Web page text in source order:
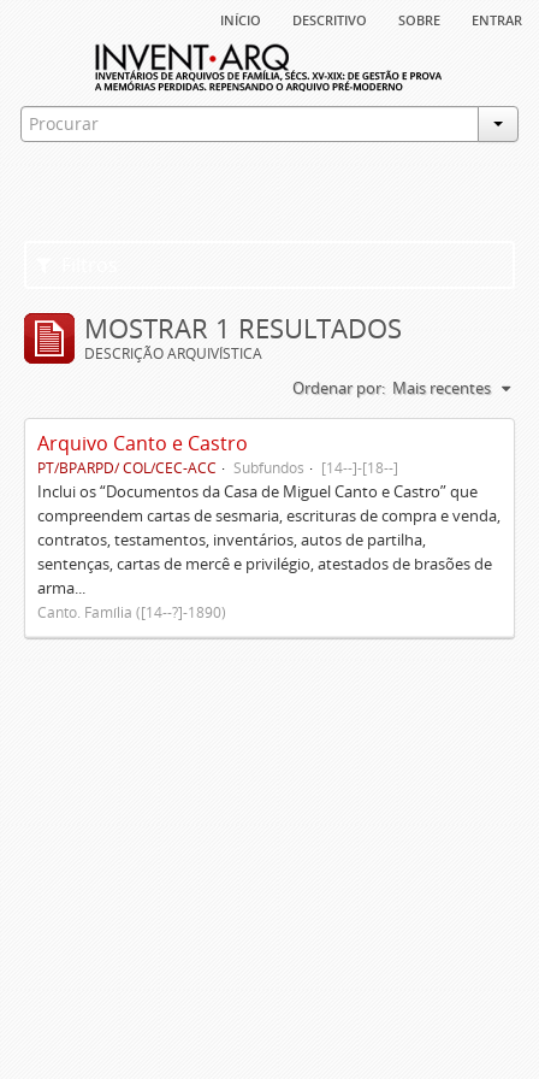
início descritivo sobre entrar
MOSTRAR 1 RESULTADOS
DESCRIÇÃO ARQUIVÍSTICA
Ordenar por: Mais recentes
Arquivo Canto e Castro
PT/BPARPD/ COL/CEC-ACC Subfundos [14--]-[18--]
Inclui os “Documentos da Casa de Miguel Canto e Castro” que
compreendem cartas de sesmaria, escrituras de compra e venda,
contratos, testamentos, inventários, autos de partilha,
sentenças, cartas de mercê e privilégio, atestados de brasões de
arma...
Canto. Família ([14--?]-1890)